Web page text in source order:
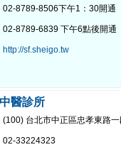
02-8789-8506下午1：30開通
02-8789-6839 下午6點後開通
http://sf.sheigo.tw
醫診所
(100) 台北市中正區忠孝東路
02-33224323